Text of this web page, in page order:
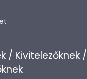
/ Kivitelezőknek /